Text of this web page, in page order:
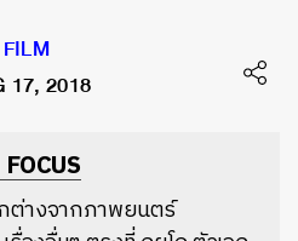
FILM
17, 2018
ต่างจากภาพยนตร์